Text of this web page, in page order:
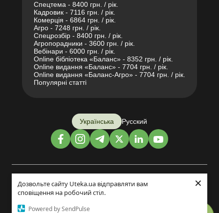
Дозвольте сайту Uteka.ua відправляти вам
сповіщення на робочий стіл.
Powered by SendPulse
×
Спецтема - 8400 грн. / рік.
Кадровик - 7116 грн. / рік.
Комерція - 6864 грн. / рік.
Агро - 7248 грн. / рік.
Спецрозбір - 8400 грн. / рік.
Агропорадники - 3600 грн. / рік.
Вебінари - 6000 грн. / рік.
Online бібліотека «Баланс» - 8352 грн. / рік.
Online видання «Баланс» - 7704 грн. / рік.
Online видання «Баланс-Агро» - 7704 грн. / рік.
Популярні статті
Українська Русский
Дизайн і розробка: